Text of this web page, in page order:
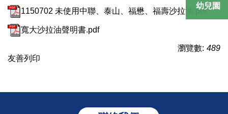
幼兒園
1150702 未使用中聯、泰山、福懋、福壽沙拉油.pdf
寬大沙拉油聲明書.pdf
瀏覽數: 489
友善列印